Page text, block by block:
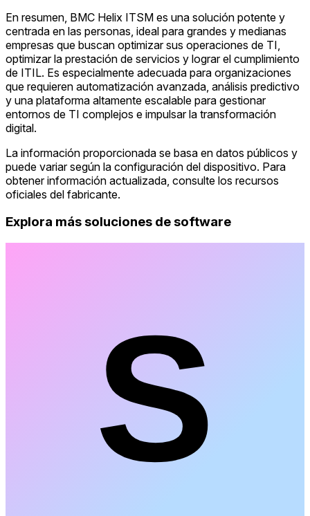
En resumen, BMC Helix ITSM es una solución potente y
centrada en las personas, ideal para grandes y medianas
empresas que buscan optimizar sus operaciones de TI,
optimizar la prestación de servicios y lograr el cumplimiento
de ITIL. Es especialmente adecuada para organizaciones
que requieren automatización avanzada, análisis predictivo
y una plataforma altamente escalable para gestionar
entornos de TI complejos e impulsar la transformación
digital.
La información proporcionada se basa en datos públicos y
puede variar según la configuración del dispositivo. Para
obtener información actualizada, consulte los recursos
oficiales del fabricante.
Explora más soluciones de software